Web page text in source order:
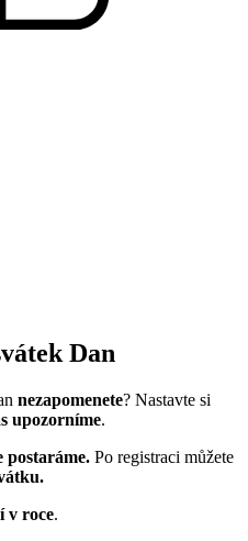
Dan
nezapomenete? Nastavte si
upozorníme.
postaráme. Po registraci můžete
v roce.